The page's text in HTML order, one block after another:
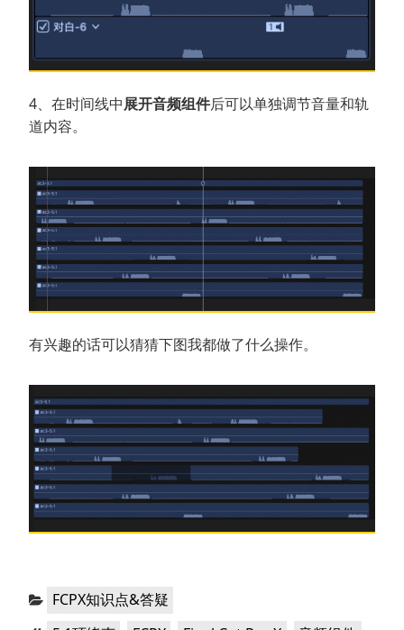
4、在时间线中展开音频组件后可以单独调节音量和轨
道内容。
有兴趣的话可以猜猜下图我都做了什么操作。
分
FCPX知识点&答疑